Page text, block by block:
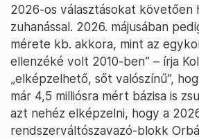
2026-os választásokat követően
zuhanással. 2026. májusában
mérete kb. akkora, mint az
ellenzéké volt 2010-ben” – írja
„elképzelhető, sőt valószínű”,
már 4,5 milliósra mért bázisa is
azt nehéz elképzelni, hogy a
rendszerváltószavazó-blokk